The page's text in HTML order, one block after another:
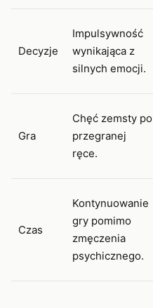
Decyzje
Impulsywność
wynikająca z
silnych emocji.
Gra
Chęć zemsty po
przegranej
ręce.
Czas
Kontynuowanie
gry pomimo
zmęczenia
psychicznego.